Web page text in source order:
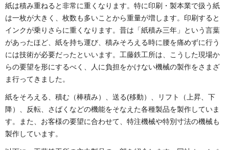
紙は積み重ねると非常に重くなります。特に印刷・製本業で扱う紙
は一枚が大きく、枚数も多いことから重量が増します。印刷すると
インクが乗りさらに重くなります。昔は「紙積み三年」という言葉
があったほど、紙を持ち運び、積みそろえる時に腰を痛めずに行う
には技術が必要だったといいます。工藤鉄工所は、こうした現場か
らの要望を形にするべく、人に負担をかけない機械の製作をさまざ
ま行ってきました。
紙をそろえる、積む（棒積み）、送る(移動）、リフト（上昇、下
降）、反転、さばくなどの機能をそなえた各種製品を製作していま
す。また、お客様の要望に合わせて、特注機械や特別寸法の機械も
製作しています。